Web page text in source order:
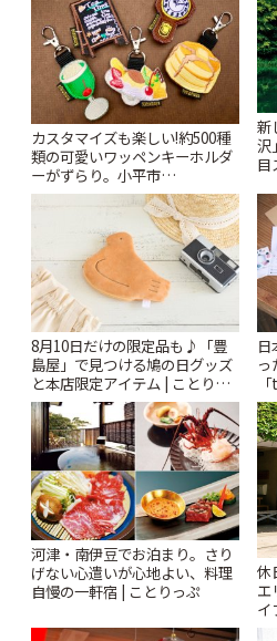
カスタマイズも楽しい!約500種
類の可愛いワッペンキーホルダ
ーがずらり。小平市
「Kimamaya T&K」 | ことりっ
新
沢
目
8月10日だけの限定品も♪「豊
島屋」で見つける鳩の日グッズ
と本店限定アイテム | ことりっ
ぷ
河津・南伊豆でお泊まり。さり
げない心遣いが心地よい、料理
自慢の一軒宿 | ことりっぷ
休
エ
イ
っぷ